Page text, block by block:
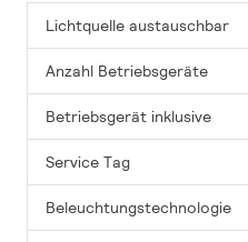
Lichtquelle austauschbar
Anzahl Betriebsgeräte
Betriebsgerät inklusive
Service Tag
Beleuchtungstechnologie